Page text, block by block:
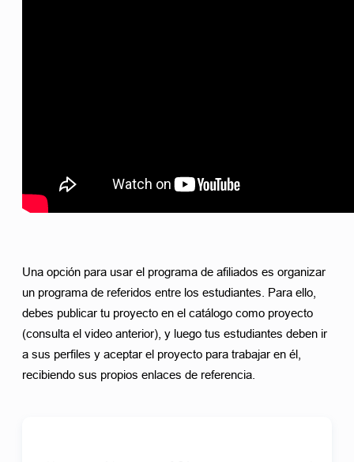
Una opción para usar el programa de afiliados es organizar
un programa de referidos entre los estudiantes. Para ello,
debes publicar tu proyecto en el catálogo como proyecto
(consulta el video anterior), y luego tus estudiantes deben ir
a sus perfiles y aceptar el proyecto para trabajar en él,
recibiendo sus propios enlaces de referencia.